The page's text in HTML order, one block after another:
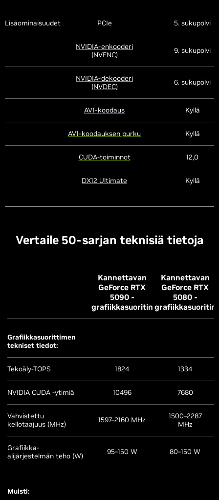
Lisäominaisuudet PCIe 5. sukupolvi
NVIDIA-enkooderi
(NVENC)
9. sukupolvi
NVIDIA-dekooderi
(NVDEC)
6. sukupolvi
AV1-koodaus Kyllä
AV1-koodauksen purku Kyllä
CUDA-toiminnot 12,0
DX12 Ultimate Kyllä
Vertaile 50-sarjan teknisiä tietoja
Kannettavan
GeForce RTX
5090 -
grafiikkasuoritin
Kannettavan
GeForce RTX
5080 -
grafiikkasuoritin
Grafiikkasuorittimen
tekniset tiedot:
Tekoäly-TOPS 1824 1334
NVIDIA CUDA -ytimiä 10496 7680
Vahvistettu
kellotaajuus (MHz)
1597–2160 MHz
1500–2287
MHz
Grafiikka-
alijärjestelmän teho (W)
95–150 W 80–150 W
Muisti: